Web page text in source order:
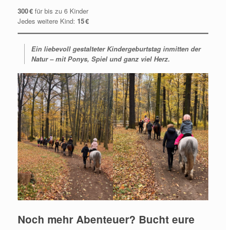
300 € für bis zu 6 Kinder
Jedes weitere Kind: 15 €
Ein liebevoll gestalteter Kindergeburtstag inmitten der
Natur – mit Ponys, Spiel und ganz viel Herz.
Noch mehr Abenteuer? Bucht eure